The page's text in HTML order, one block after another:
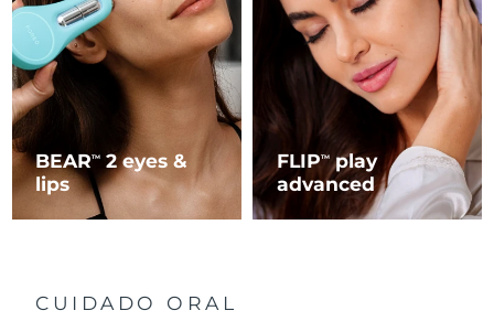
BEARTM
2 eyes &
lips
FLIPTMplay
advanced
CUIDADO ORAL